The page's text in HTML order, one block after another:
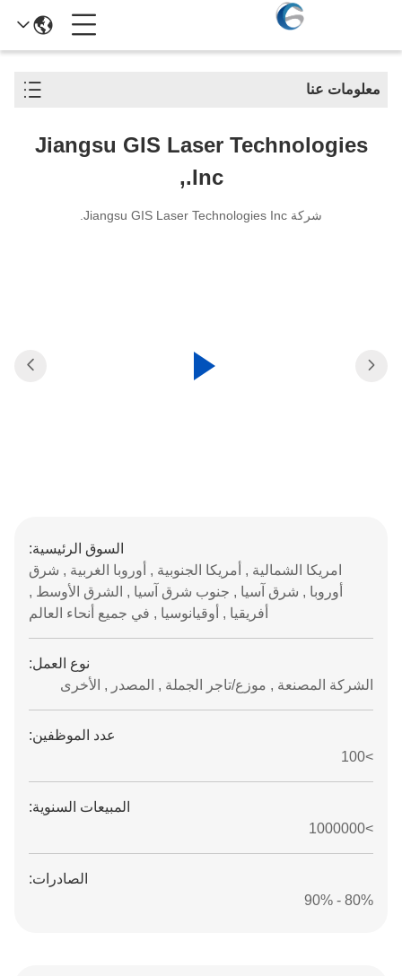
معلومات عنا
Jiangsu GIS Laser Technologies
Inc.,
شركة Jiangsu GIS Laser Technologies Inc.
السوق الرئيسية:
امريكا الشمالية , أمريكا الجنوبية , أوروبا الغربية , شرق
أوروبا , شرق آسيا , جنوب شرق آسيا , الشرق الأوسط ,
أفريقيا , أوقيانوسيا , في جميع أنحاء العالم
نوع العمل:
الشركة المصنعة , موزع/تاجر الجملة , المصدر , الأخرى
عدد الموظفين:
>100
المبيعات السنوية:
>1000000
الصادرات:
80% - 90%